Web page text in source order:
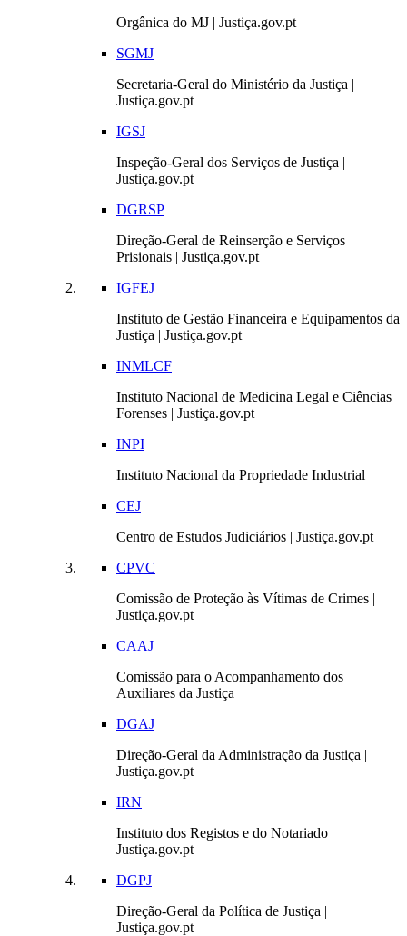
Orgânica do MJ | Justiça.gov.pt
SGMJ
Secretaria-Geral do Ministério da Justiça |
Justiça.gov.pt
IGSJ
Inspeção-Geral dos Serviços de Justiça |
Justiça.gov.pt
DGRSP
Direção-Geral de Reinserção e Serviços
Prisionais | Justiça.gov.pt
IGFEJ
Instituto de Gestão Financeira e Equipamentos da
Justiça | Justiça.gov.pt
INMLCF
Instituto Nacional de Medicina Legal e Ciências
Forenses | Justiça.gov.pt
INPI
Instituto Nacional da Propriedade Industrial
CEJ
Centro de Estudos Judiciários | Justiça.gov.pt
CPVC
Comissão de Proteção às Vítimas de Crimes |
Justiça.gov.pt
CAAJ
Comissão para o Acompanhamento dos
Auxiliares da Justiça
DGAJ
Direção-Geral da Administração da Justiça |
Justiça.gov.pt
IRN
Instituto dos Registos e do Notariado |
Justiça.gov.pt
DGPJ
Direção-Geral da Política de Justiça |
Justiça.gov.pt